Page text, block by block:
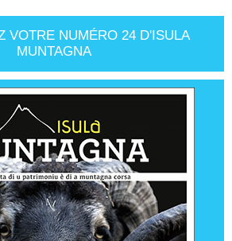
VOTRE NUMÉRO 24 D'ISULA
MUNTAGNA